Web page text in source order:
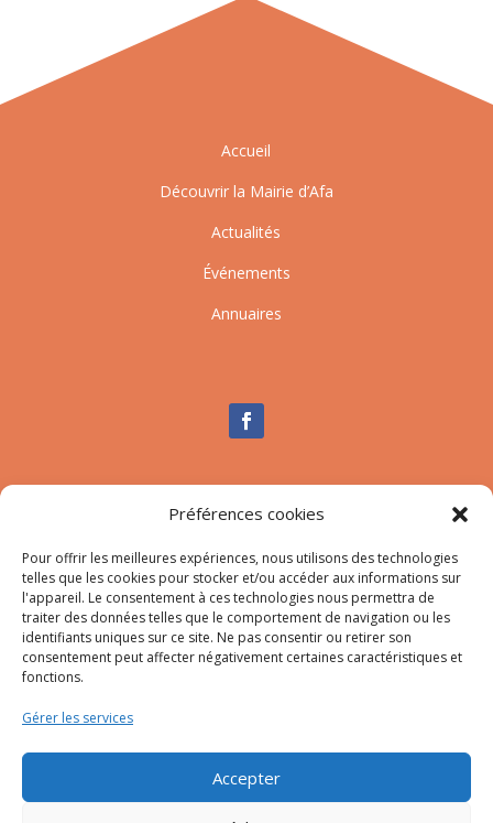
Préférences cookies
Pour offrir les meilleures expériences, nous utilisons des technologies
telles que les cookies pour stocker et/ou accéder aux informations sur
l'appareil. Le consentement à ces technologies nous permettra de
traiter des données telles que le comportement de navigation ou les
identifiants uniques sur ce site. Ne pas consentir ou retirer son
consentement peut affecter négativement certaines caractéristiques et
fonctions.
Gérer les services
Accepter
Accueil
Découvrir la Mairie d’Afa
Actualités
Événements
Annuaires
Nous contacter
Mail:secretariat-mairie@afa.corsica
Adresse :785 Strada d’Afà – Merria 20167 Afa
© 2023 Mairie d’Afa – Réalisation